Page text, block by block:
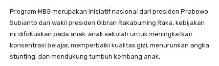
Program MBG merupakan inisiatif nasional dari presiden Prabowo
Subianto dan wakil presiden Gibran Rakabuming Raka, kebijakan
ini difokuskan pada anak-anak sekolah untuk meningkatkan
konsentrasi belajar, memperbaiki kualitas gizi, menurunkan angka
stunting, dan mendukung tumbuh kembang anak.